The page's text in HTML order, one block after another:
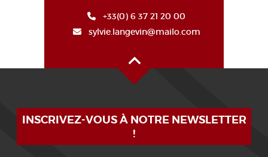
+33(0) 6 37 21 20 00
sylvie.langevin@mailo.com
INSCRIVEZ-VOUS À NOTRE NEWSLETTER
!